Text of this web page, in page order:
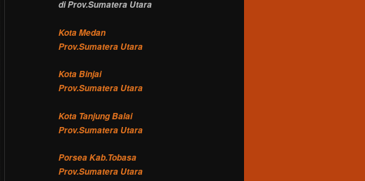
di Prov.Sumatera Utara
Kota Medan
Prov.Sumatera Utara
Kota Binjai
Prov.Sumatera Utara
Kota Tanjung Balai
Prov.Sumatera Utara
Porsea Kab.Tobasa
Prov.Sumatera Utara